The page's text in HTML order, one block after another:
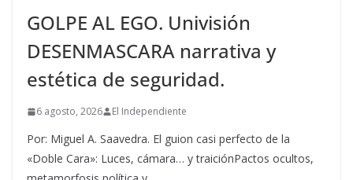
GOLPE AL EGO. Univisión
DESENMASCARA narrativa y
estética de seguridad.
6 agosto, 2026 El Independiente
Por: Miguel A. Saavedra. El guion casi perfecto de la
«Doble Cara»: Luces, cámara… y traiciónPactos ocultos,